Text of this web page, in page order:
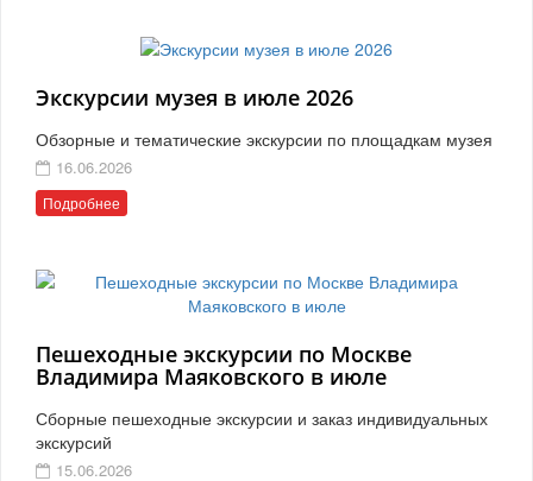
Экскурсии музея в июле 2026
Обзорные и тематические экскурсии по площадкам музея
16.06.2026
Подробнее
Пешеходные экскурсии по Москве
Владимира Маяковского в июле
Сборные пешеходные экскурсии и заказ индивидуальных
экскурсий
15.06.2026